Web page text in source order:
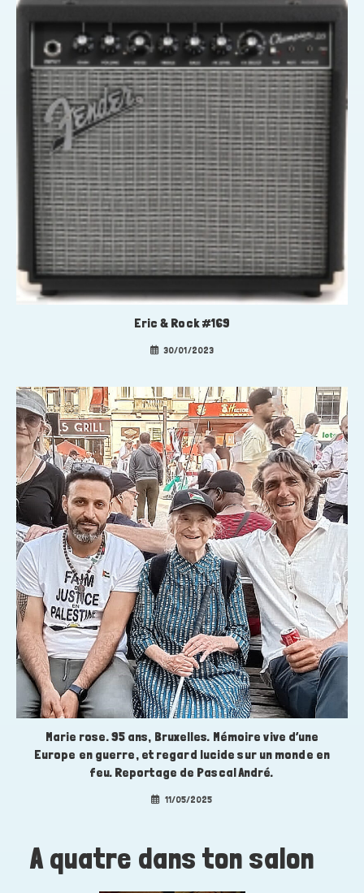
Eric & Rock #169
30/01/2023
Marie rose. 95 ans, Bruxelles. Mémoire vive d’une
Europe en guerre, et regard lucide sur un monde en
feu. Reportage de Pascal André.
11/05/2025
A quatre dans ton salon